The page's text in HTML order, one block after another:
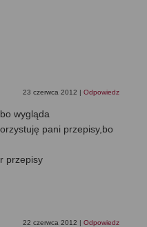
23 czerwca 2012 Odpowiedz
wygląda
pani przepisy,bo
przepisy
22 czerwca 2012 Odpowiedz